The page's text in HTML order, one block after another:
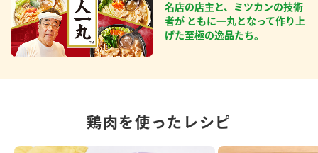
名店の店主と、ミツカンの技術
者が ともに一丸となって作り上
げた至極の逸品たち。
鶏肉を使ったレシピ